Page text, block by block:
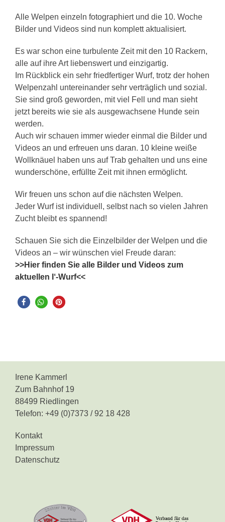
Alle Welpen einzeln fotographiert und die 10. Woche
Bilder und Videos sind nun komplett aktualisiert.
Es war schon eine turbulente Zeit mit den 10 Rackern,
alle auf ihre Art liebenswert und einzigartig.
Im Rückblick ein sehr friedfertiger Wurf, trotz der hohen
Welpenzahl untereinander sehr verträglich und sozial.
Sie sind groß geworden, mit viel Fell und man sieht
jetzt bereits wie sie als ausgewachsene Hunde sein
werden.
Auch wir schauen immer wieder einmal die Bilder und
Videos an und erfreuen uns daran. 10 kleine weiße
Wollknäuel haben uns auf Trab gehalten und uns eine
wunderschöne, erfüllte Zeit mit ihnen ermöglicht.
Wir freuen uns schon auf die nächsten Welpen.
Jeder Wurf ist individuell, selbst nach so vielen Jahren
Zucht bleibt es spannend!
Schauen Sie sich die Einzelbilder der Welpen und die
Videos an – wir wünschen viel Freude daran:
>>Hier finden Sie alle Bilder und Videos zum
aktuellen I‘-Wurf<<
Irene Kammerl
Zum Bahnhof 19
88499 Riedlingen
Telefon: +49 (0)7373 / 92 18 428
Kontakt
Impressum
Datenschutz